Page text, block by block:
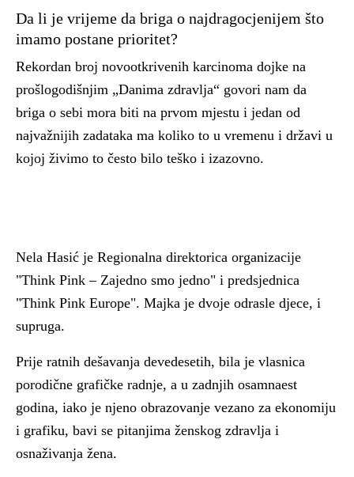
Da li je vrijeme da briga o najdragocjenijem što
imamo postane prioritet?
Rekordan broj novootkrivenih karcinoma dojke na
prošlogodišnjim „Danima zdravlja“ govori nam da
briga o sebi mora biti na prvom mjestu i jedan od
najvažnijih zadataka ma koliko to u vremenu i državi u
kojoj živimo to često bilo teško i izazovno.
Nela Hasić je Regionalna direktorica organizacije
"Think Pink – Zajedno smo jedno" i predsjednica
"Think Pink Europe". Majka je dvoje odrasle djece, i
supruga.
Prije ratnih dešavanja devedesetih, bila je vlasnica
porodične grafičke radnje, a u zadnjih osamnaest
godina, iako je njeno obrazovanje vezano za ekonomiju
i grafiku, bavi se pitanjima ženskog zdravlja i
osnaživanja žena.